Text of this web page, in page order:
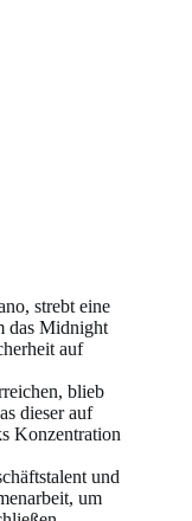
strebt eine
das Midnight
auf
blieb
dieser auf
Konzentration
und
um